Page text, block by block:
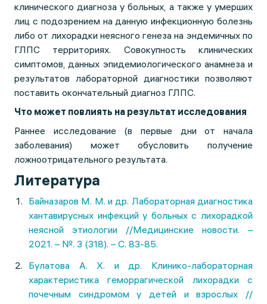
клинического диагноза у больных, а также у умерших
лиц с подозрением на данную инфекционную болезнь
либо от лихорадки неясного генеза на эндемичных по
ГЛПС территориях. Совокупность клинических
симптомов, данных эпидемиологического анамнеза и
результатов лабораторной диагностики позволяют
поставить окончательный диагноз ГЛПС.
Что может повлиять на результат исследования
Раннее исследование (в первые дни от начала
заболевания) может обусловить получение
ложноотрицательного результата.
Литература
Байназаров М. М. и др. Лабораторная диагностика
хантавирусных инфекций у больных с лихорадкой
неясной этиологии //Медицинские новости. –
2021. – №. 3 (318). – С. 83-85.
Булатова А. Х. и др. Клинико-лабораторная
характеристика геморрагической лихорадки с
почечным синдромом у детей и взрослых //